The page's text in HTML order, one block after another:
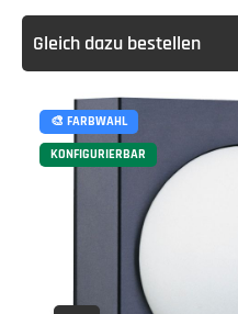
Gleich dazu bestellen
🎨 FARBWAHL
KONFIGURIERBAR